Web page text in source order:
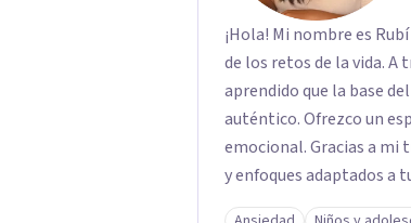
¡Hola! Mi nombre es
de los retos de la vida.
aprendido que la base
auténtico. ​Ofrezco un
emocional. Gracias a
y enfoques adaptados a
brindarte las